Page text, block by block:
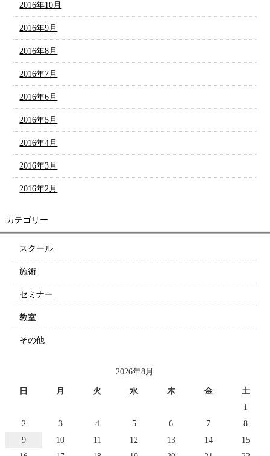
2016年10月
2016年9月
2016年8月
2016年7月
2016年6月
2016年5月
2016年4月
2016年3月
2016年2月
カテゴリー
スクール
施術
セミナー
教室
その他
2026年8月
日 月 火 水 木 金
土
1
2
3 4 5 6 7
8
9
10 11 12 13 14
15